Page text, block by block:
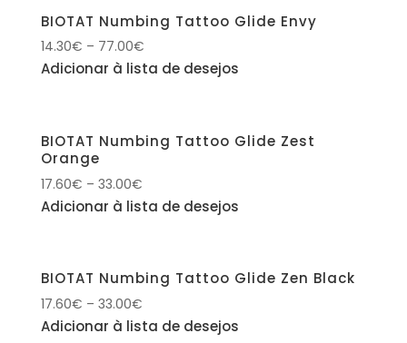
BIOTAT Numbing Tattoo Glide Envy
14.30€ – 77.00€
Adicionar à lista de desejos
BIOTAT Numbing Tattoo Glide Zest
Orange
17.60€ – 33.00€
Adicionar à lista de desejos
BIOTAT Numbing Tattoo Glide Zen Black
17.60€ – 33.00€
Adicionar à lista de desejos